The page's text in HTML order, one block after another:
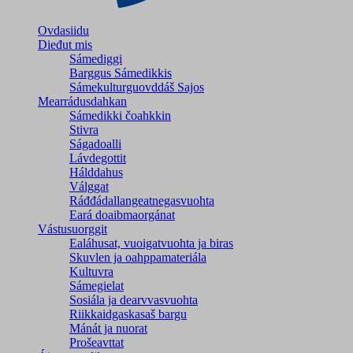
Ovdasiidu
Dieđut mis
Sámediggi
Barggus Sámedikkis
Sámekulturguovddáš Sajos
Mearrádusdahkan
Sámedikki čoahkkin
Stivra
Ságadoalli
Lávdegottit
Hálddahus
Válggat
Ráđđádallangeatnegas­vuohta
Eará doaibmaorgánat
Vástusuorggit
Ealáhusat, vuoigatvuohta ja biras
Skuvlen ja oahppamateriála
Kultuvra
Sámegielat
Sosiála ja dearvvasvuohta
Riikkaidgaskasaš bargu
Mánát ja nuorat
Prošeavttat